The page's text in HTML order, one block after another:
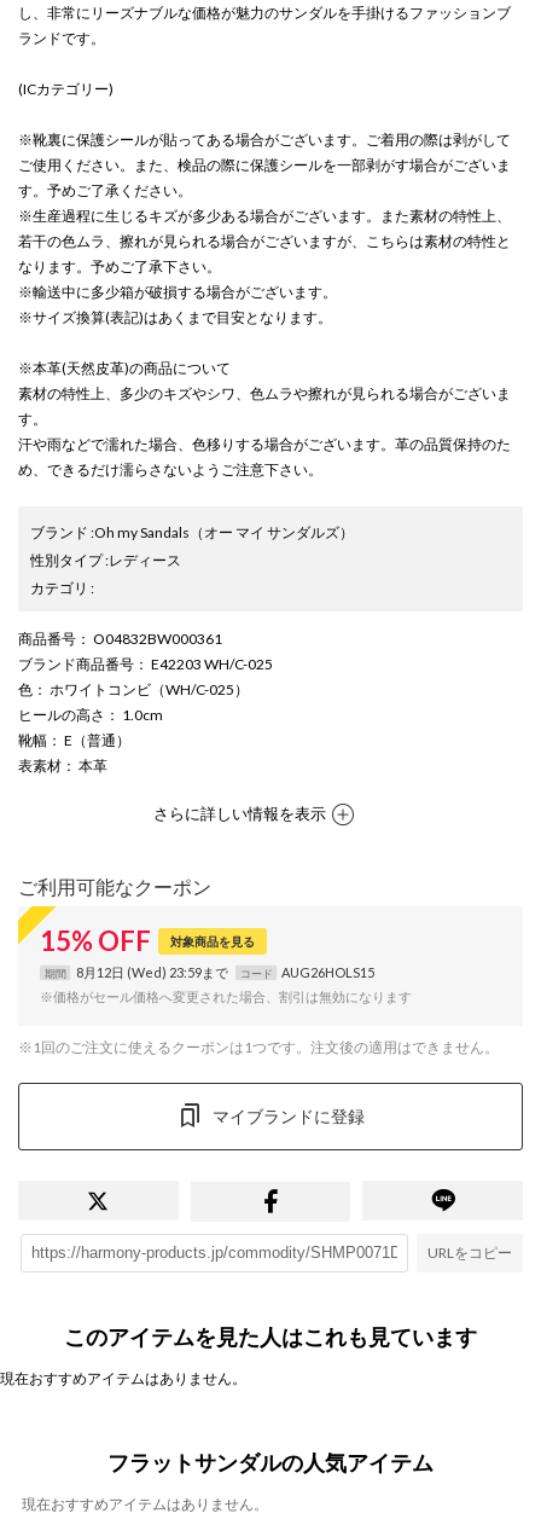
し、非常にリーズナブルな価格が魅力のサンダルを手掛けるファッションブ
ランドです。
(ICカテゴリー)
※靴裏に保護シールが貼ってある場合がございます。ご着用の際は剥がして
ご使用ください。また、検品の際に保護シールを一部剥がす場合がございま
す。予めご了承ください。
※生産過程に生じるキズが多少ある場合がございます。また素材の特性上、
若干の色ムラ、擦れが見られる場合がございますが、こちらは素材の特性と
なります。予めご了承下さい。
※輸送中に多少箱が破損する場合がございます。
※サイズ換算(表記)はあくまで目安となります。
※本革(天然皮革)の商品について
素材の特性上、多少のキズやシワ、色ムラや擦れが見られる場合がございま
す。
汗や雨などで濡れた場合、色移りする場合がございます。革の品質保持のた
め、できるだけ濡らさないようご注意下さい。
ブランド :Oh my Sandals （オー マイ サンダルズ）
性別タイプ:レディース
カテゴリ :
商品番号 ： O04832BW000361
ブランド商品番号 ： E42203 WH/C-025
色 ： ホワイトコンビ（WH/C-025）
ヒールの高さ ： 1.0cm
靴幅 ： E（普通）
表素材 ： 本革
さらに詳しい情報を表示
ご利用可能なクーポン
15% OFF 対象商品を見る
期間 8月12日 (Wed) 23:59まで コード
AUG26HOLS15
※価格がセール価格へ変更された場合、割引は無効になります
※1回のご注文に使えるクーポンは1つです。注文後の適用はできません。
マイブランドに登録
URLをコピー
このアイテムを見た人はこれも見ています
現在おすすめアイテムはありません。
フラットサンダルの人気アイテム
現在おすすめアイテムはありません。